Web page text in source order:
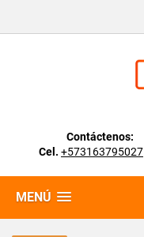
Contáctenos:
Cel. +573163795027
MENÚ